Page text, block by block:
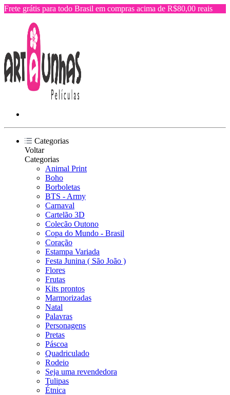
Frete grátis para todo Brasil em compras acima de R$80,00 reais
Categorias
Voltar
Categorias
Animal Print
Boho
Borboletas
BTS - Army
Carnaval
Cartelão 3D
Colecão Outono
Copa do Mundo - Brasil
Coração
Estampa Variada
Festa Junina ( São João )
Flores
Frutas
Kits prontos
Marmorizadas
Natal
Palavras
Personagens
Pretas
Páscoa
Quadriculado
Rodeio
Seja uma revendedora
Tulipas
Étnica